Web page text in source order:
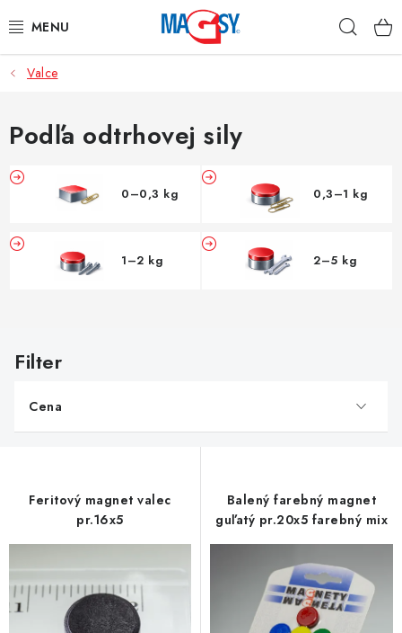
na
HLAVNÉ KATEGÓRIE
MAGNETICKÉ POMÔCKY
PRIEMYSELNÉ MAGNETY
NEREZOVÉ MATERIÁLY
Valce
Podľa odtrhovej sily
0–0,3 kg 0,3–1 kg
1–2 kg 2–5 kg
ý
s
d
u
k
t
Cena
Feritový magnet valec
pr.16x5
Balený farebný magnet
guľatý pr.20x5 farebný mix